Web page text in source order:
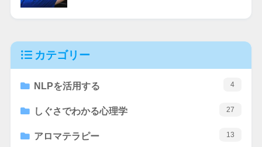
カテゴリー
NLPを活用する 4
しぐさでわかる心理学 27
アロマテラピー 13